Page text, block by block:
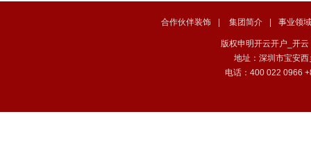
合作伙伴装饰 集团简介 事业领域
版权申明开云开户_开
地址：深圳市宝安
电话：400 022 0966